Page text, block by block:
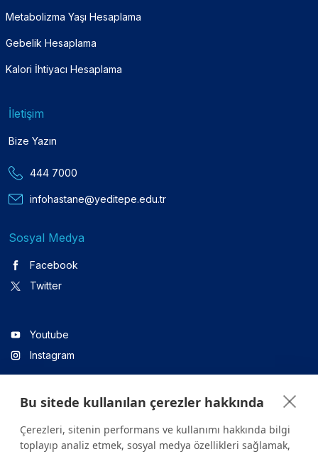
Metabolizma Yaşı Hesaplama
Gebelik Hesaplama
Kalori İhtiyacı Hesaplama
İletişim
Bize Yazın
444 7000
infohastane@yeditepe.edu.tr
Sosyal Medya
Facebook
Twitter
Youtube
Instagram
Linkedin
Bu sitede kullanılan çerezler hakkında
Çerezleri, sitenin performans ve kullanımı hakkında bilgi
toplayıp analiz etmek, sosyal medya özellikleri sağlamak,